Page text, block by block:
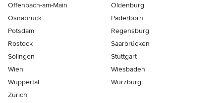
Offenbach-am-Main
Oldenburg
Osnabrück
Paderborn
Potsdam
Regensburg
Rostock
Saarbrücken
Solingen
Stuttgart
Wien
Wiesbaden
Wuppertal
Würzburg
Zürich